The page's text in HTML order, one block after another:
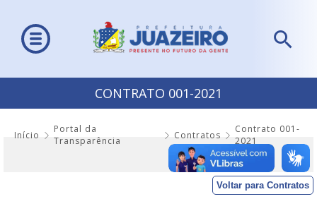
CONTRATO 001-2021
Início
Portal da
Transparência
Contratos
Contrato 001-
2021
Voltar para Contratos